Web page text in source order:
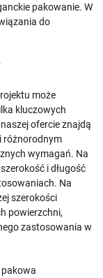
pakowanie. W
do
może
kluczowych
ofercie znajdą
różnorodnym
wymagań. Na
i długość
Na
szerokości
powierzchni,
zastosowania w
pakowa